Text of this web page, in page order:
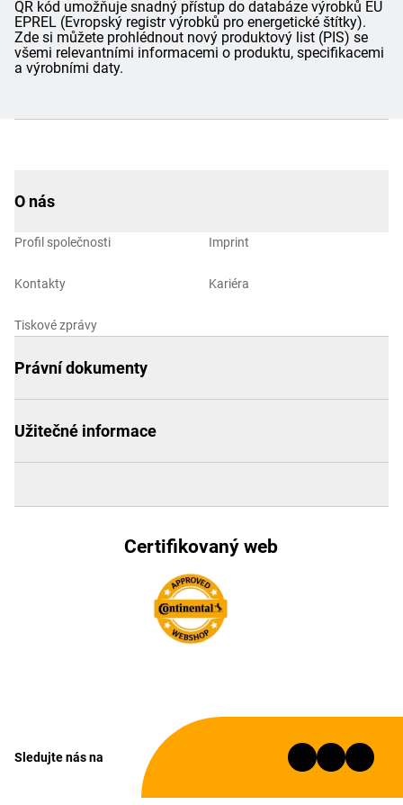
QR kód umožňuje snadný přístup do databáze výrobků EU
EPREL (Evropský registr výrobků pro energetické štítky).
Zde si můžete prohlédnout nový produktový list (PIS) se
všemi relevantními informacemi o produktu, specifikacemi
a výrobními daty.
O nás
Profil společnosti
Kontakty
Tiskové zprávy
Imprint
Kariéra
Právní dokumenty
Užitečné informace
Certifikovaný web
Sledujte nás na